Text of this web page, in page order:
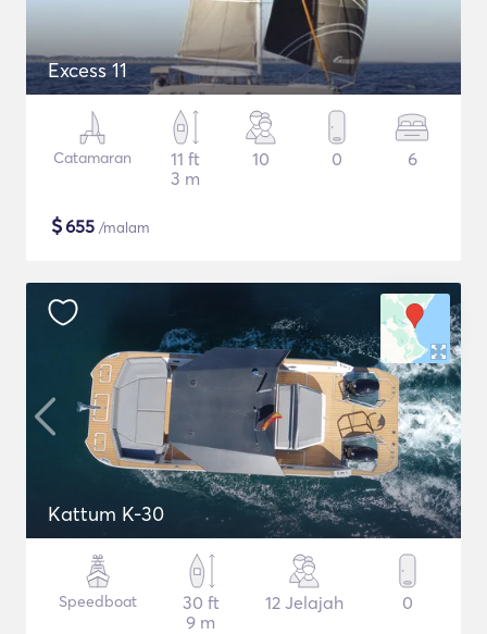
Excess 11
Catamaran
11 ft
3 m
10 0 6
$655 /malam
Kattum K-30
Speedboat
30 ft
9 m
12 Jelajah 0